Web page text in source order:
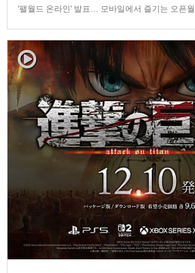
'팰월드 온라인' 발표… 모바일에서 즐기는 오픈
인Pocketpair의 정식 라이선스를 받아, 글로벌 히
기반으로 한…